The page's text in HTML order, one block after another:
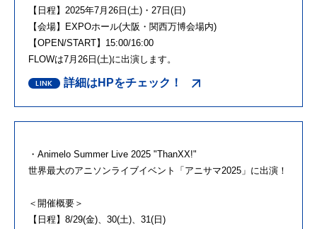
【日程】2025年7月26日(土)・27日(日)
【会場】EXPOホール(大阪・関西万博会場内)
【OPEN/START】15:00/16:00
FLOWは7月26日(土)に出演します。
詳細はHPをチェック！
・Animelo Summer Live 2025 "ThanXX!"
世界最大のアニソンライブイベント「アニサマ2025」に出演！
＜開催概要＞
【日程】8/29(金)、30(土)、31(日)